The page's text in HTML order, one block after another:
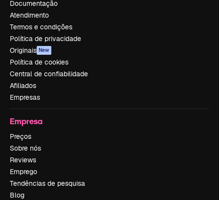
Documentação
Atendimento
Termos e condições
Política de privacidade
Originais New
Política de cookies
Central de confiabilidade
Afiliados
Empresas
Empresa
Preços
Sobre nós
Reviews
Emprego
Tendências de pesquisa
Blog